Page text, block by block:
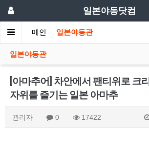
일본야동닷컴
메인 일본야동관
일본야동관
[아마추어] 차안에서 팬티위로 크
자위를 즐기는 일본 아마추
관리자 0 17422